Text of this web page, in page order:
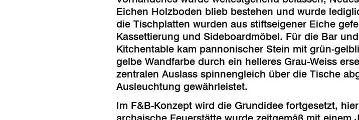
Eichen Holzboden blieb bestehen und wurde
die Tischplatten wurden aus stiftseigener Eiche
Kassettierung und Sideboardmöbel. Für die Bar
Kitchentable kam pannonischer Stein mit grün-
gelbe Wandfarbe durch ein helleres Grau-Weiss
zentralen Auslass spinnengleich über die Tische
Ausleuchtung gewährleistet.
Im F&B-Konzept wird die Grundidee fortgesetzt,